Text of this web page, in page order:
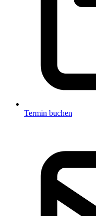
Termin buchen